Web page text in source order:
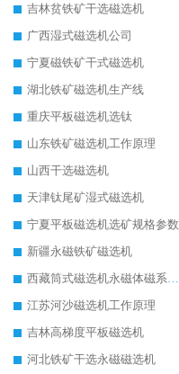
吉林贫铁矿干选磁选机
广西湿式磁选机公司
宁夏磁铁矿干式磁选机
湖北铁矿磁选机生产线
重庆平板磁选机选钛
山东铁矿磁选机工作原理
山西干选磁选机
天津钛尾矿湿式磁选机
宁夏平板磁选机选矿规格参数
新疆永磁铁矿磁选机
西藏筒式磁选机永磁体磁系设计
江苏河沙磁选机工作原理
吉林高梯度平板磁选机
河北铁矿干选永磁磁选机